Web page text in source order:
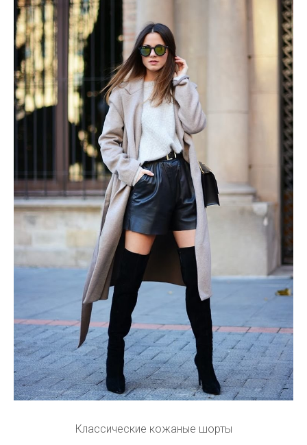
Классические кожаные шорты